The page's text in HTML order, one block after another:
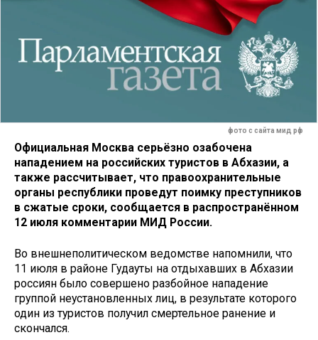
фото с сайта мид рф
Официальная Москва серьёзно озабочена
нападением на российских туристов в Абхазии, а
также рассчитывает, что правоохранительные
органы республики проведут поимку преступников
в сжатые сроки, сообщается в распространённом
12 июля комментарии МИД России.
Во внешнеполитическом ведомстве напомнили, что
11 июля в районе Гудауты на отдыхавших в Абхазии
россиян было совершено разбойное нападение
группой неустановленных лиц, в результате которого
один из туристов получил смертельное ранение и
скончался.